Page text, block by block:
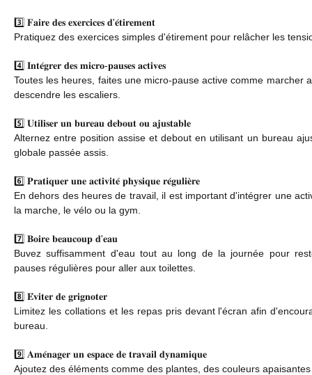
3️⃣ 𝐅𝐚𝐢𝐫𝐞 𝐝𝐞𝐬 𝐞𝐱𝐞𝐫𝐜𝐢𝐜𝐞𝐬 𝐝'𝐞́𝐭𝐢𝐫𝐞𝐦𝐞𝐧𝐭
Pratiquez des exercices simples d'étirement pour relâcher les
4️⃣ 𝐈𝐧𝐭𝐞́𝐠𝐫𝐞𝐫 𝐝𝐞𝐬 𝐦𝐢𝐜𝐫𝐨-𝐩𝐚𝐮𝐬𝐞𝐬 𝐚𝐜𝐭𝐢𝐯𝐞𝐬
Toutes les heures, faites une micro-pause active comme marcher
descendre les escaliers.
5️⃣ 𝐔𝐭𝐢𝐥𝐢𝐬𝐞𝐫 𝐮𝐧 𝐛𝐮𝐫𝐞𝐚𝐮 𝐝𝐞𝐛𝐨𝐮𝐭 𝐨𝐮 𝐚𝐣𝐮𝐬𝐭𝐚𝐛𝐥𝐞
Alternez entre position assise et debout en utilisant un bureau
globale passée assis.
6️⃣ 𝐏𝐫𝐚𝐭𝐢𝐪𝐮𝐞𝐫 𝐮𝐧𝐞 𝐚𝐜𝐭𝐢𝐯𝐢𝐭𝐞́ 𝐩𝐡𝐲𝐬𝐢𝐪𝐮𝐞 𝐫𝐞́𝐠𝐮𝐥𝐢𝐞̀𝐫𝐞
En dehors des heures de travail, il est important d'intégrer une
la marche, le vélo ou la gym.
7️⃣ 𝐁𝐨𝐢𝐫𝐞 𝐛𝐞𝐚𝐮𝐜𝐨𝐮𝐩 𝐝'𝐞𝐚𝐮
Buvez suffisamment d'eau tout au long de la journée pour
pauses régulières pour aller aux toilettes.
8️⃣ 𝐄́𝐯𝐢𝐭𝐞𝐫 𝐝𝐞 𝐠𝐫𝐢𝐠𝐧𝐨𝐭𝐞𝐫
Limitez les collations et les repas pris devant l'écran afin
bureau.
9️⃣ 𝐀𝐦𝐞́𝐧𝐚𝐠𝐞𝐫 𝐮𝐧 𝐞𝐬𝐩𝐚𝐜𝐞 𝐝𝐞 𝐭𝐫𝐚𝐯𝐚𝐢𝐥 𝐝𝐲𝐧𝐚𝐦𝐢𝐪𝐮𝐞
Ajoutez des éléments comme des plantes, des couleurs